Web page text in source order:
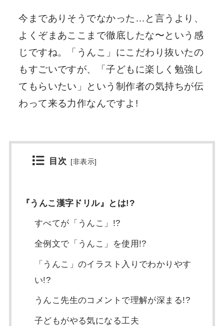
今までありそうでなかった…と言うより、
よくぞまあここまで徹底したな〜という感
じですね。「うんこ」にこだわり抜いたの
もすごいですが、「子どもに楽しく勉強し
てもらいたい」という制作者の気持ちが伝
わって来る力作なんですよ!
目次 [非表示]
『うんこ漢字ドリル』とは!?
すべてが「うんこ」!?
全例文で「うんこ」を使用!?
「うんこ」のイラスト入りでわかりやす
い!?
うんこ先生のコメントで理解が深まる!?
子どもがやる気になる工夫